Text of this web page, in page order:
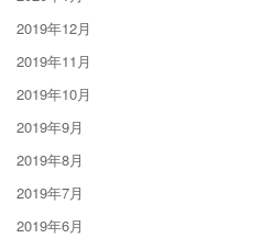
2019年12月
2019年11月
2019年10月
2019年9月
2019年8月
2019年7月
2019年6月